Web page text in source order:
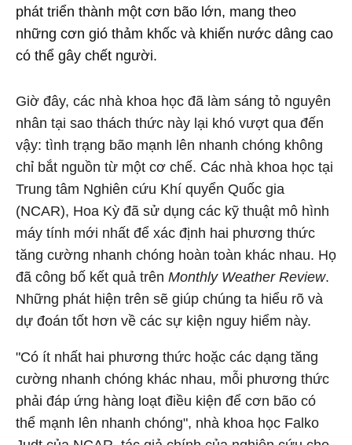
phát triển thành một cơn bão lớn, mang theo
những cơn gió thảm khốc và khiến nước dâng cao
có thể gây chết người.
Giờ đây, các nhà khoa học đã làm sáng tỏ nguyên
nhân tại sao thách thức này lại khó vượt qua đến
vậy: tình trạng bão mạnh lên nhanh chóng không
chỉ bắt nguồn từ một cơ chế. Các nhà khoa học tại
Trung tâm Nghiên cứu Khí quyển Quốc gia
(NCAR), Hoa Kỳ đã sử dụng các kỹ thuật mô hình
máy tính mới nhất để xác định hai phương thức
tăng cường nhanh chóng hoàn toàn khác nhau. Họ
đã công bố kết quả trên Monthly Weather Review.
Những phát hiện trên sẽ giúp chúng ta hiểu rõ và
dự đoán tốt hơn về các sự kiện nguy hiểm này.
"Có ít nhất hai phương thức hoặc các dạng tăng
cường nhanh chóng khác nhau, mỗi phương thức
phải đáp ứng hàng loạt điều kiện để cơn bão có
thể mạnh lên nhanh chóng", nhà khoa học Falko